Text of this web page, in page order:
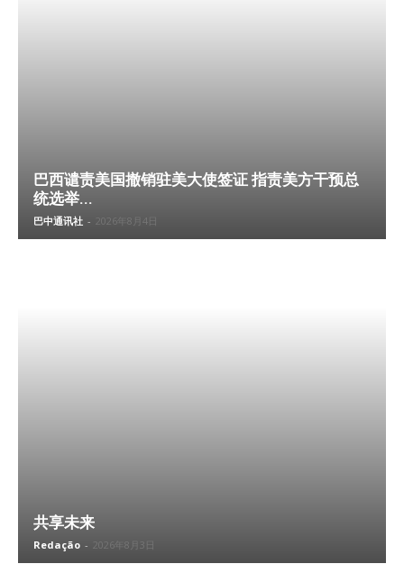
巴西谴责美国撤销驻美大使签证 指责美方干预总
统选举...
巴中通讯社 - 2026年8月4日
共享未来
Redação - 2026年8月3日